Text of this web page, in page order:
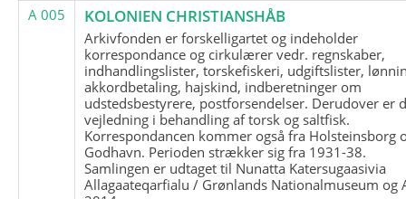
A 005
KOLONIEN CHRISTIANSHÅB
Arkivfonden er forskelligartet og indeholder
korrespondance og cirkulærer vedr. regnskaber,
indhandlingslister, torskefiskeri, udgiftslister,
akkordbetaling, hajskind, indberetninger om
udstedsbestyrere, postforsendelser. Derudover er
vejledning i behandling af torsk og saltfisk.
Korrespondancen kommer også fra Holsteinsborg
Godhavn. Perioden strækker sig fra 1931-38.
Samlingen er udtaget til Nunatta Katersugaasivia
Allagaateqarfialu / Grønlands Nationalmuseum og